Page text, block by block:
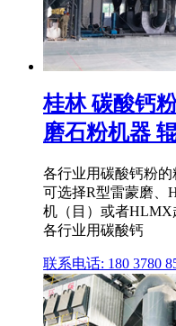
桂林 碳酸钙
磨石粉机器
各行业用碳酸钙粉的
可选择R型雷蒙磨、
机（目）或者HLMX
各行业用碳酸钙
联系电话: 180 3780